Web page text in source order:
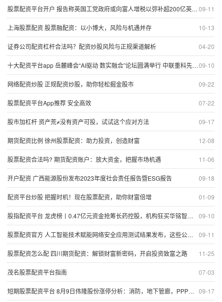
09-11
股票配资平台开户 报告称英国工党政府或向富人增税以弥补超200亿英镑财政亏空
10-13
上海股票配资 股票融配资：以小博大，风险与机遇并存
04-20
证券公司配资杠杆合法吗？配资炒股风险与正规渠道解析
09-10
十大配资平台app 岳麓峰会“AI驱动 数实融合”论坛圆满举行 中联重科先进制造+AI科技感十足
09-22
网络配资炒股 正规配资炒股，助你轻松掘金股市
07-22
股票配资平台App推荐 安全高效
09-17
股市加杠杆 资产荒≠没有资产可投，试试这个应对方法
12-08
期货配资比例 徐州股票配资：助力投资，创造财富
11-06
股票配资合法吗? 期货配资账户：放大资金，把握市场机遇
09-18
开户配资 广西能源股份发布2023年度社会责任报告暨ESG报告
01-09
配资平台炒股 把握时机！现在股票配资，助你财富倍增
09-10
股指配资平台 龙虎榜丨0.47亿元资金抢筹长药控股，机构狂买华铭智能（名单）
09-11
股票配资官方 人工智能技术赋能网络安全应用测试结果发布，这些公司上榜｜网安周
11-25
股票配资怎么配 四川期货配资：解锁财富新密码，开启投资致富之路
07-03
茂名股票配资平台指南
09-17
短期股票配资平台 8月9日伟隆股份涨停分析：消防，地下管廊，PPP概念热股